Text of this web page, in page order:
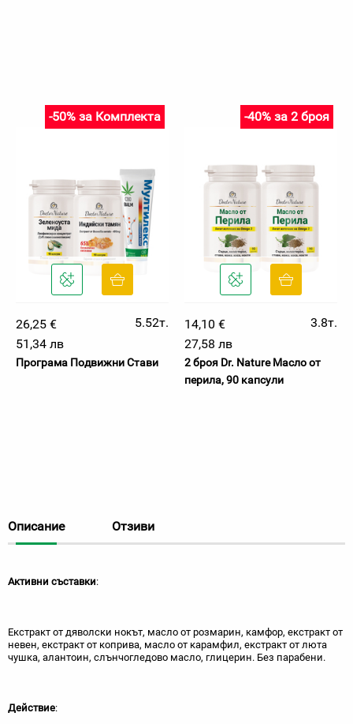
-50% за Комплекта
26,25 €
5.52т.
51,34 лв
Програма Подвижни Стави
-40% за 2 броя
14,10 €
3.8т.
27,58 лв
2 броя Dr. Nature Масло от
перила, 90 капсули
Описание Отзиви
Активни съставки:
Екстракт от дяволски нокът, масло от розмарин, камфор, екстракт от
невен, екстракт от коприва, масло от карамфил, екстракт от люта
чушка, алантоин, слънчогледово масло, глицерин. Без парабени.
Действие: